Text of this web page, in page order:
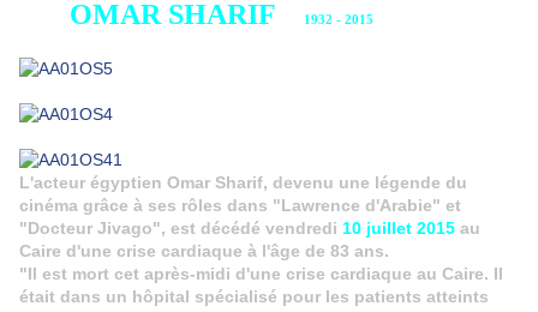
OMAR SHARIF 1932 - 2015
L'acteur égyptien Omar Sharif, devenu une légende du
cinéma grâce à ses rôles dans "Lawrence d'Arabie" et
"Docteur Jivago", est décédé vendredi 10 juillet 2015 au
Caire d'une crise cardiaque à l'âge de 83 ans.
"Il est mort cet après-midi d'une crise cardiaque au Caire. Il
était dans un hôpital spécialisé pour les patients atteints